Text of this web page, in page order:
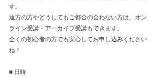
す。
遠方の方やどうしてもご都合の合わない方は、オン
ライン受講・アーカイブ受講もできます。
全くの初心者の方でも安心してお申し込みください
ね！
■ 日時